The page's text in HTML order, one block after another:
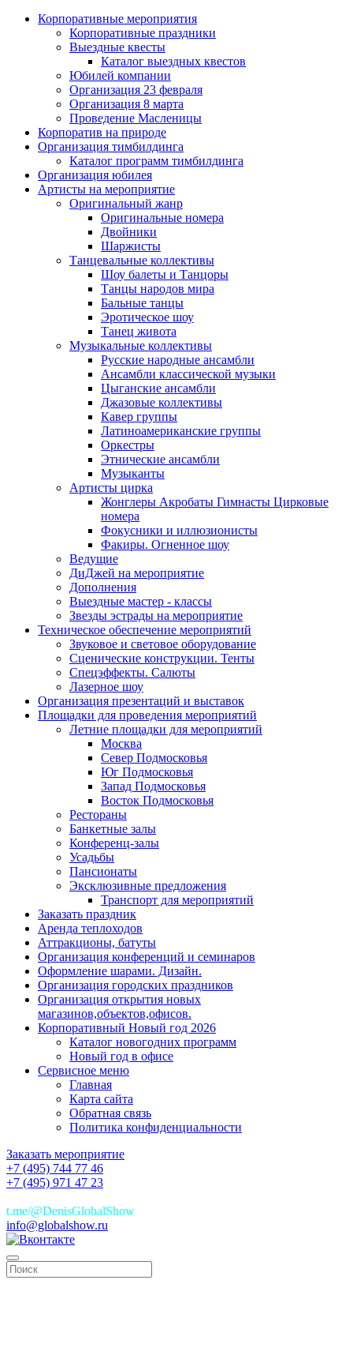
Корпоративные мероприятия
Корпоративные праздники
Выездные квесты
Каталог выездных квестов
Юбилей компании
Организация 23 февраля
Организация 8 марта
Проведение Масленицы
Корпоратив на природе
Организация тимбилдинга
Каталог программ тимбилдинга
Организация юбилея
Артисты на мероприятие
Оригинальный жанр
Оригинальные номера
Двойники
Шаржисты
Танцевальные коллективы
Шоу балеты и Танцоры
Танцы народов мира
Бальные танцы
Эротическое шоу
Танец живота
Музыкальные коллективы
Русские народные ансамбли
Ансамбли классической музыки
Цыганские ансамбли
Джазовые коллективы
Кавер группы
Латиноамериканские группы
Оркестры
Этнические ансамбли
Музыканты
Артисты цирка
Жонглеры Акробаты Гимнасты Цирковые
номера
Фокусники и иллюзионисты
Факиры. Огненное шоу
Ведущие
ДиДжей на мероприятие
Дополнения
Выездные мастер - классы
Звезды эстрады на мероприятие
Техническое обеспечение мероприятий
Звуковое и световое оборудование
Сценические конструкции. Тенты
Спецэффекты. Салюты
Лазерное шоу
Организация презентаций и выставок
Площадки для проведения мероприятий
Летние площадки для мероприятий
Москва
Север Подмосковья
Юг Подмосковья
Запад Подмосковья
Восток Подмосковья
Рестораны
Банкетные залы
Конференц-залы
Усадьбы
Пансионаты
Эксклюзивные предложения
Транспорт для мероприятий
Заказать праздник
Аренда теплоходов
Аттракционы, батуты
Организация конференций и семинаров
Оформление шарами. Дизайн.
Организация городских праздников
Организация открытия новых
магазинов,объектов,офисов.
Корпоративный Новый год 2026
Каталог новогодних программ
Новый год в офисе
Сервисное меню
Главная
Карта сайта
Обратная связь
Политика конфиденциальности
Заказать мероприятие
+7 (495) 744 77 46
+7 (495) 971 47 23
t.me/@DenisGlobalShow
info@globalshow.ru